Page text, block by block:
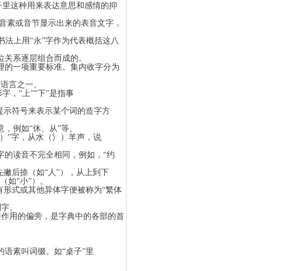
这种用来表达意思和感情的抑
或音节显示出来的表音文字，
上用“永”字作为代表概括这八
系逐层组合而成的。
的一项重要标准。集内收字分为
言之一。
，“上”“下”是指事
符号来表示某个词的造字方
例如“休、从”等。
”字，从水（氵）羊声，说
读音不完全相同，例如，“约
后捺（如“人”），从上到下
边（如“小”）。
式或其他异体字便被称为“繁体
。
用的偏旁，是字典中的各部的首
素叫词缀。如“桌子”里